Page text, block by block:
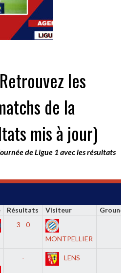
les
de la
mis à jour)
de Ligue 1 avec les résultats
Résultats Visiteur
Ground
3 - 0
MONTPELLIER
- LENS